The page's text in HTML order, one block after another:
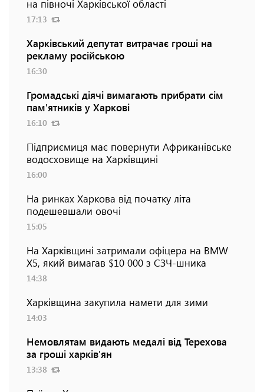
на півночі Харківської області
17:13
Харківський депутат витрачає гроші на
рекламу російською
16:30
Громадські діячі вимагають прибрати сім
пам'ятників у Харкові
16:10
Підприємиця має повернути Африканівське
водосховище на Харківщині
16:00
На ринках Харкова від початку літа
подешевшали овочі
15:05
На Харківщині затримали офіцера на BMW
Х5, який вимагав $10 000 з СЗЧ-шника
14:38
Харківщина закупила намети для зими
14:03
Немовлятам видають медалі від Терехова
за гроші харків'ян
13:38